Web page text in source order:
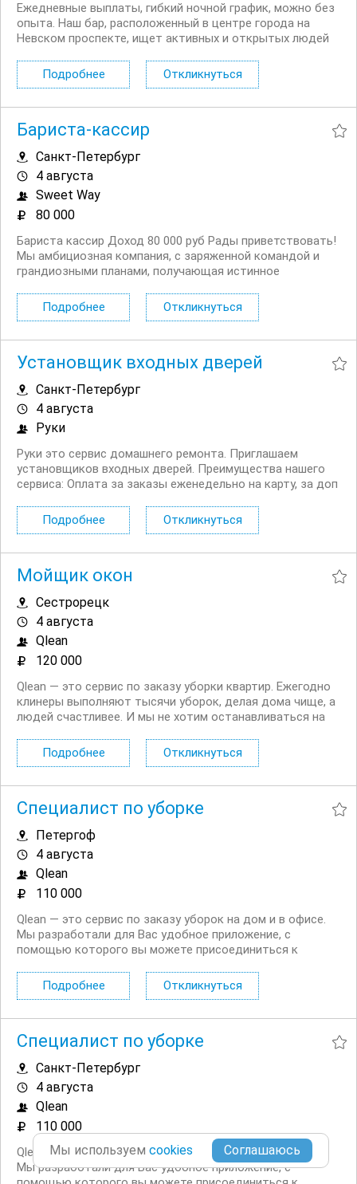
Ежедневные выплаты, гибкий ночной график, можно без
опыта. Наш бар, расположенный в центре города на
Невском проспекте, ищет активных и открытых людей
гостей). Условия: Работа в ночное время с 20:00 до
06:00. Индивидуальный подбор графика под...
Подробнее Откликнуться
Бариста-кассир
Санкт-Петербург
4 августа
Sweet Way
80 000
Бариста кассир Доход 80 000 руб Рады приветствовать!
Мы амбициозная компания, с заряженной командой и
грандиозными планами, получающая истинное
Ищем бариста в самую bubble команду сети “Sweet Way»
У нас есть все,чтобы твоя работа была в...
Подробнее Откликнуться
Установщик входных дверей
Санкт-Петербург
4 августа
Руки
Руки это сервис домашнего ремонта. Приглашаем
установщиков входных дверей. Преимущества нашего
сервиса: Оплата за заказы еженедельно на карту, за доп
35%, что ниже средней по рынку; Постоянный поток
заказов ...
Подробнее Откликнуться
Мойщик окон
Сестрорецк
4 августа
Qlean
120 000
Qlean — это сервис по заказу уборки квартир. Ежегодно
клинеры выполняют тысячи уборок, делая дома чище, а
людей счастливее. И мы не хотим останавливаться на
нуждаемся именно в вас. Что мы ждем от вас: —
качественное мытье окон с обеих сторон; —...
Подробнее Откликнуться
Специалист по уборке
Петергоф
4 августа
Qlean
110 000
Qlean — это сервис по заказу уборок на дом и в офисе.
Мы разработали для Вас удобное приложение, с
помощью которого вы можете присоединиться к
уборку: поддерживающая уборка: исполнитель моет и
убирает комнаты, кухню, коридор и санузлы, а...
Подробнее Откликнуться
Специалист по уборке
Санкт-Петербург
4 августа
Qlean
110 000
Qlean — это сервис по заказу уборок на дом и в офисе.
Мы разработали для Вас удобное приложение, с
Мы используем cookies